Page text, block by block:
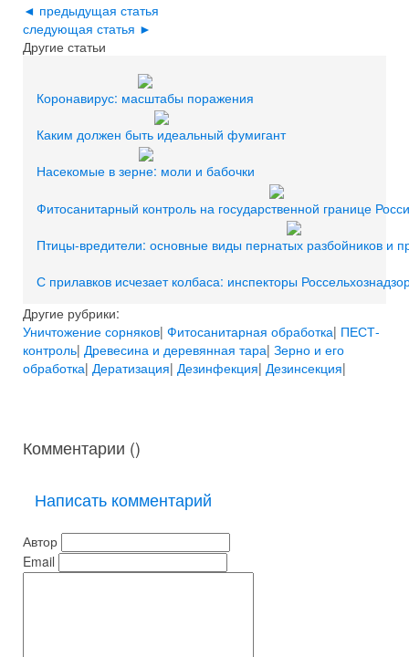
◄ предыдущая статья
следующая статья ►
Другие статьи
Коронавирус: масштабы поражения
Каким должен быть идеальный фумигант
Насекомые в зерне: моли и бабочки
Фитосанитарный контроль на государственной границе
Птицы-вредители: основные виды пернатых разбойников и
С прилавков исчезает колбаса: инспекторы
Другие рубрики:
Уничтожение сорняков| Фитосанитарная обработка| ПЕСТ-
контроль| Древесина и деревянная тара| Зерно и его
обработка| Дератизация| Дезинфекция| Дезинсекция|
Комментарии ()
Написать комментарий
Автор
Email